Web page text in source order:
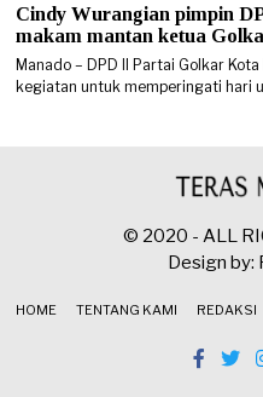
Cindy Wurangian pimpin
makam mantan ketua
Manado – DPD II Partai Golkar
kegiatan untuk memperingati hari
© 2020 - ALL
Design by:
HOME TENTANG KAMI REDAKSI